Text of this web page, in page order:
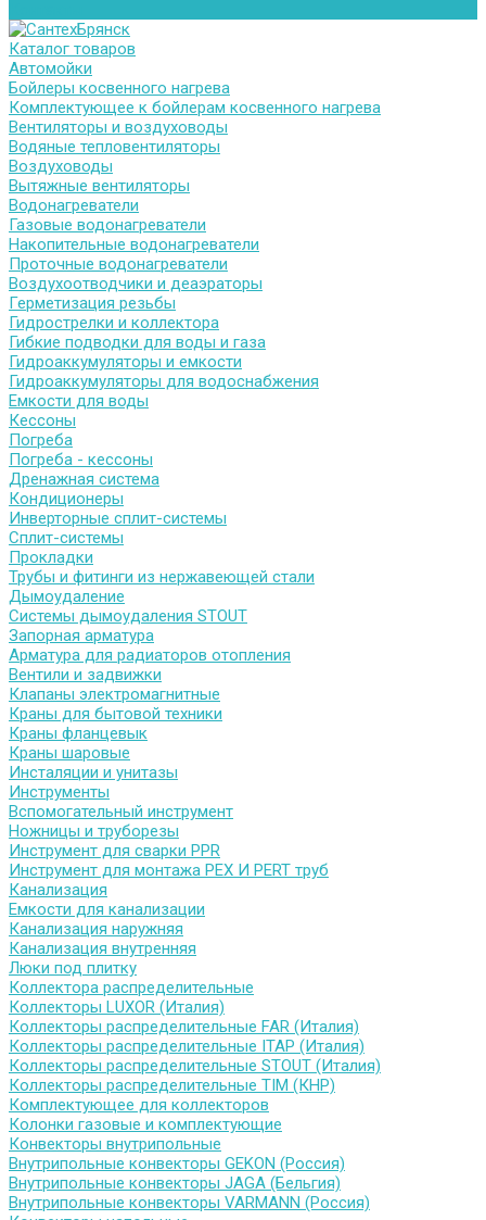
Каталог товаров
Автомойки
Бойлеры косвенного нагрева
Комплектующее к бойлерам косвенного нагрева
Вентиляторы и воздуховоды
Водяные тепловентиляторы
Воздуховоды
Вытяжные вентиляторы
Водонагреватели
Газовые водонагреватели
Накопительные водонагреватели
Проточные водонагреватели
Воздухоотводчики и деаэраторы
Герметизация резьбы
Гидрострелки и коллектора
Гибкие подводки для воды и газа
Гидроаккумуляторы и емкости
Гидроаккумуляторы для водоснабжения
Емкости для воды
Кессоны
Погреба
Погреба - кессоны
Дренажная система
Кондиционеры
Инверторные сплит-системы
Сплит-системы
Прокладки
Трубы и фитинги из нержавеющей стали
Дымоудаление
Системы дымоудаления STOUT
Запорная арматура
Арматура для радиаторов отопления
Вентили и задвижки
Клапаны электромагнитные
Краны для бытовой техники
Краны фланцевык
Краны шаровые
Инсталяции и унитазы
Инструменты
Вспомогательный инструмент
Ножницы и труборезы
Инструмент для сварки PPR
Инструмент для монтажа PEX И PERT труб
Канализация
Емкости для канализации
Канализация наружняя
Канализация внутренняя
Люки под плитку
Коллектора распределительные
Коллекторы LUXOR (Италия)
Коллекторы распределительные FAR (Италия)
Коллекторы распределительные ITAP (Италия)
Коллекторы распределительные STOUT (Италия)
Коллекторы распределительные TIM (КНР)
Комплектующее для коллекторов
Колонки газовые и комплектующие
Конвекторы внутрипольные
Внутрипольные конвекторы GEKON (Россия)
Внутрипольные конвекторы JAGA (Бельгия)
Внутрипольные конвекторы VARMANN (Россия)